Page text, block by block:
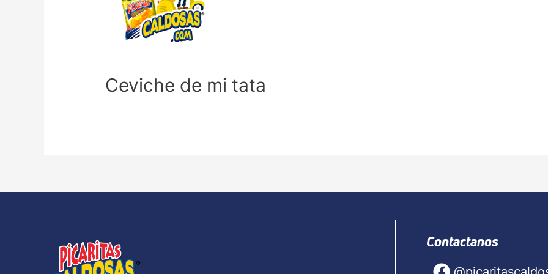
Ceviche de mi tata
Contactanos